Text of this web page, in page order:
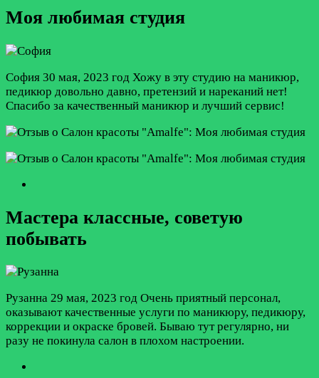
Моя любимая студия
София 30 мая, 2023 год Хожу в эту студию на маникюр,
педикюр довольно давно, претензий и нареканий нет!
Спасибо за качественный маникюр и лучший сервис!
Мастера классные, советую
побывать
Рузанна 29 мая, 2023 год Очень приятный персонал,
оказывают качественные услуги по маникюру, педикюру,
коррекции и окраске бровей. Бываю тут регулярно, ни
разу не покинула салон в плохом настроении.